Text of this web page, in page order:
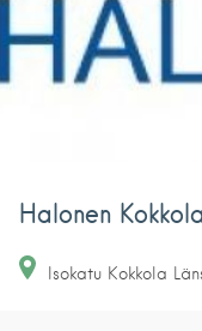
Halonen Kokkola
Isokatu Kokkola